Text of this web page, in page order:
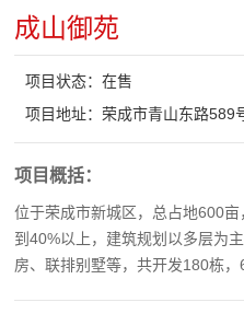
成山御苑
项目状态：在售
项目地址：荣成市青山东路589
项目概括：
位于荣成市新城区，总占地600
到40%以上，建筑规划以多层为
房、联排别墅等，共开发180栋，